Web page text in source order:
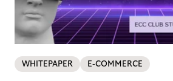
WHITEPAPER E-COMMERCE